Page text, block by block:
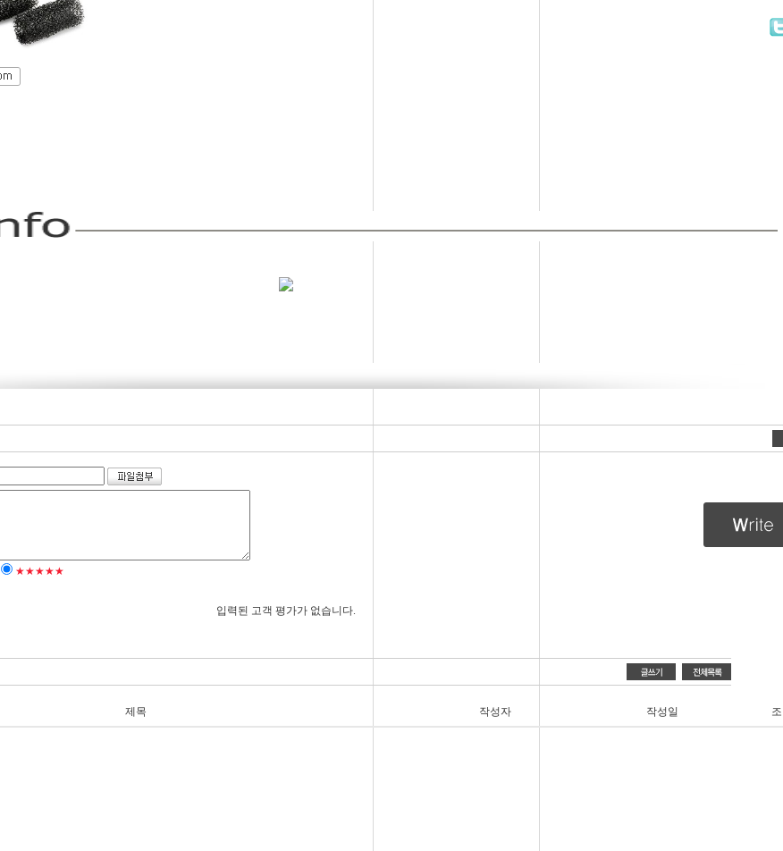
★★★★★
입력된 고객 평가가 없습니다.
제목 작성자 작성일